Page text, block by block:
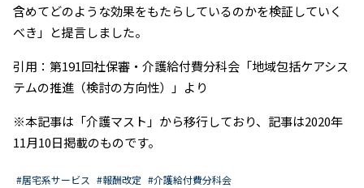
含めてどのような効果をもたらしているのかを検証していく
べき」と提言しました。
引用：第191回社保審・介護給付費分科会「地域包括ケアシス
テムの推進（検討の方向性）」より
※本記事は「介護マスト」から移行しており、記事は2020年
11月10日掲載のものです。
#居宅系サービス #報酬改定 #介護給付費分科会